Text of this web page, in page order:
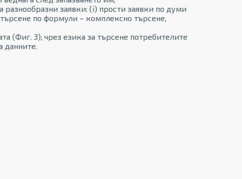
заявки: (i) прости заявки по думи
по формули – комплексно търсене,
(Фиг. 3); чрез езика за търсене потребителите
данните.